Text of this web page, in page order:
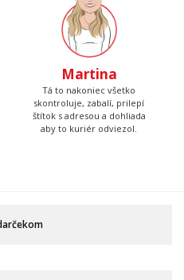
Martina
Tá to nakoniec všetko
skontroluje, zabalí, prilepí
štítok s adresou a dohliada
aby to kuriér odviezol.